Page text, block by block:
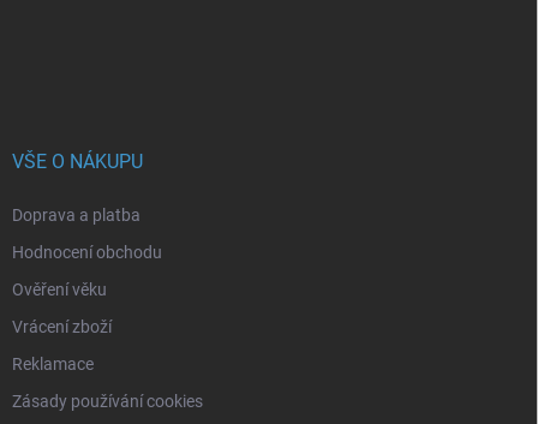
VŠE O NÁKUPU
Doprava a platba
Hodnocení obchodu
Ověření věku
Vrácení zboží
Reklamace
Zásady používání cookies